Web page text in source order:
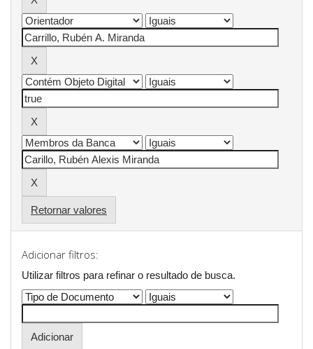
Retornar valores
Adicionar filtros:
Utilizar filtros para refinar o resultado de busca.